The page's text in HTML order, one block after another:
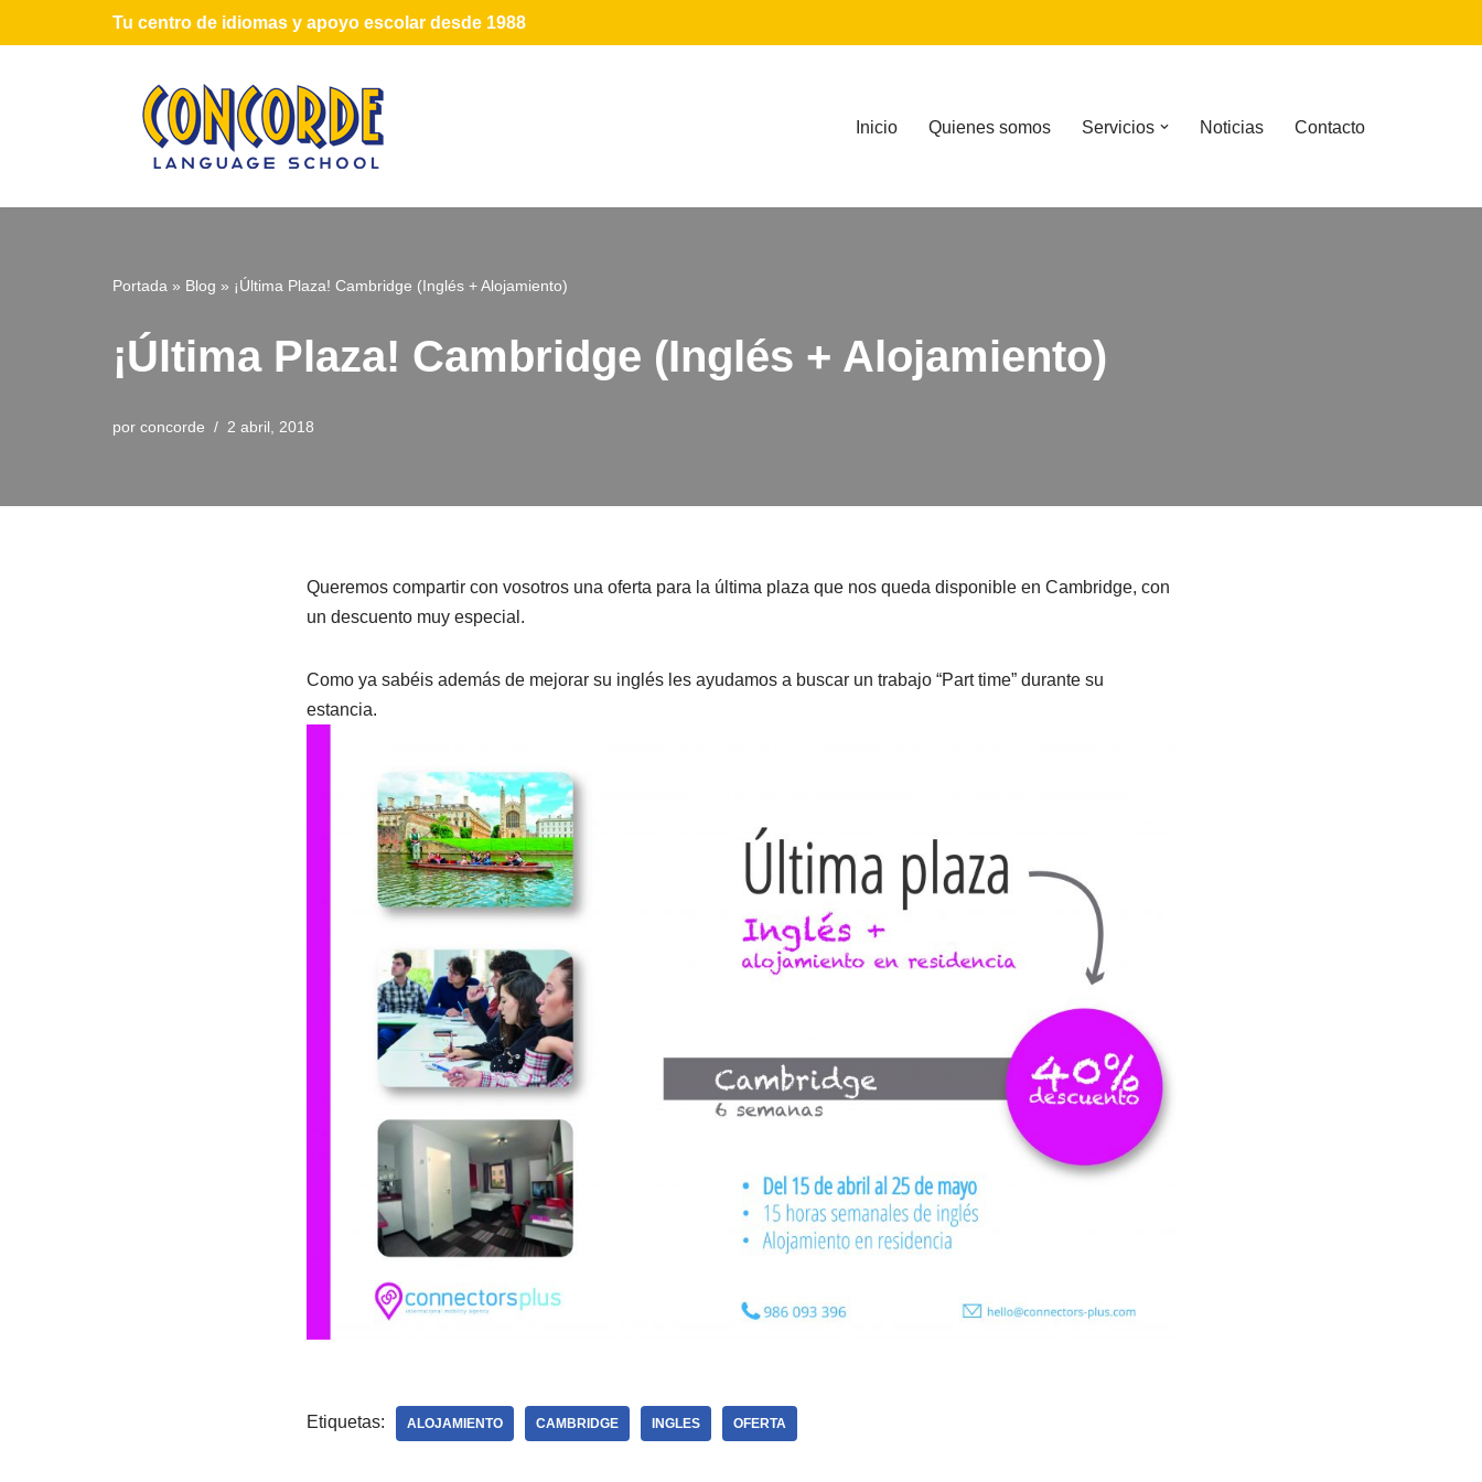
Tu centro de idiomas y apoyo escolar desde 1988
Inicio Quienes somos Servicios Noticias Contacto
Portada » Blog » ¡Última Plaza! Cambridge (Inglés + Alojamiento)
¡Última Plaza! Cambridge (Inglés + Alojamiento)
por concorde 2 abril, 2018
Queremos compartir con vosotros una oferta para la última plaza que nos queda disponible en Cambridge, con
un descuento muy especial.
Como ya sabéis además de mejorar su inglés les ayudamos a buscar un trabajo “Part time” durante su
estancia.
Etiquetas: ALOJAMIENTO CAMBRIDGE INGLES OFERTA